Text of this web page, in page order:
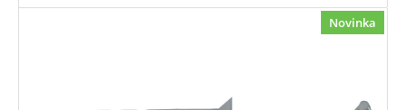
Novinka